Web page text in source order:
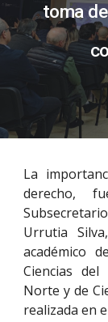
toma
La
derecho,
Urrutia
académico
Ciencias
Norte y de
realizada en